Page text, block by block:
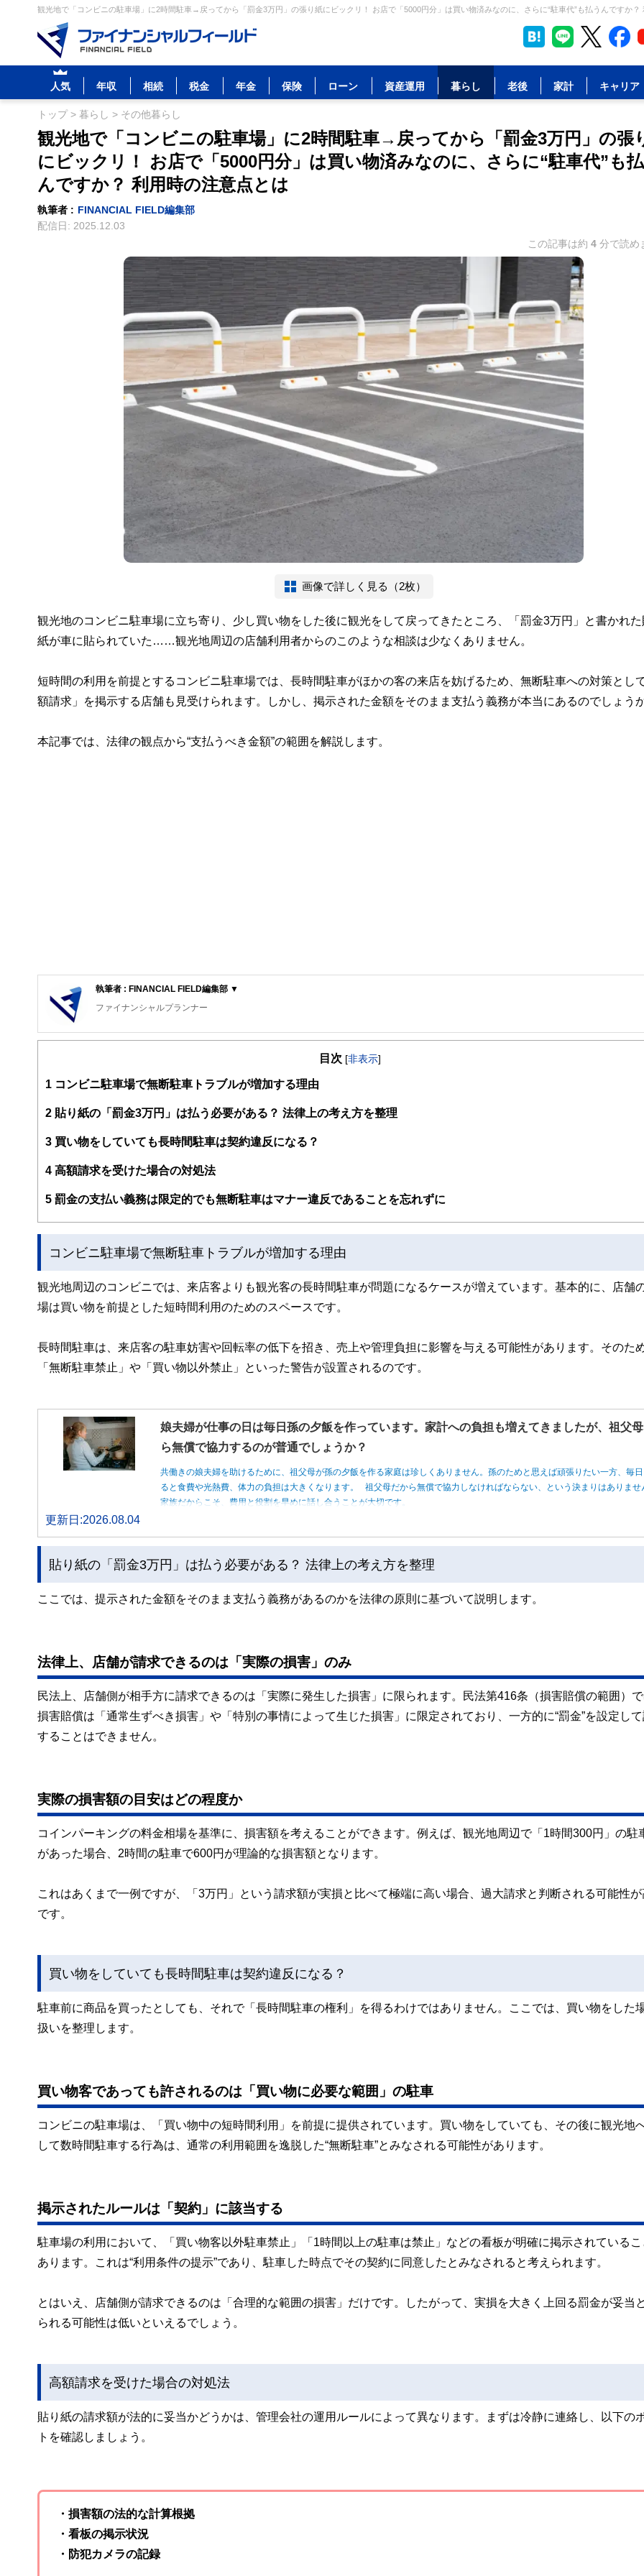
観光地で「コンビニの駐車場」に2時間駐車→戻ってから「罰金3万円」の張り紙にビックリ！ お店で「5000円分」は買い物済みなのに、さらに“駐車代”も払うんですか
人気 年収 相続 税金 年金 保険 ローン 資産運用 暮らし 老後 家計 キャリア
トップ> 暮らし > その他暮らし
観光地で「コンビニの駐車場」に2時間駐車→戻ってから「罰金3万円」の張
にビックリ！ お店で「5000円分」は買い物済みなのに、さらに“駐車代”も払
んですか？ 利用時の注意点とは
執筆者 : FINANCIAL FIELD編集部
配信日: 2025.12.03
この記事は約 4 分で読め
画像で詳しく見る（2枚）
観光地のコンビニ駐車場に立ち寄り、少し買い物をした後に観光をして戻ってきたところ、「罰金3万円」と書かれた
紙が車に貼られていた……観光地周辺の店舗利用者からのこのような相談は少なくありません。
短時間の利用を前提とするコンビニ駐車場では、長時間駐車がほかの客の来店を妨げるため、無断駐車への対策とし
額請求」を掲示する店舗も見受けられます。しかし、掲示された金額をそのまま支払う義務が本当にあるのでしょうか
本記事では、法律の観点から“支払うべき金額”の範囲を解説します。
執筆者 : FINANCIAL FIELD編集部 ▼
ファイナンシャルプランナー
FinancialField編集部は、金融、経済に関する記事を、日々の暮らしにどのような影響を与えるかという視点で、お金の知識がない方でも理解
案から記事掲載まですべての工程に関わることで、読者目線のコンテンツを追求しています。
FinancialFieldの特徴は、ファイナンシャルプランナー、弁護士、税理士、宅地建物取引士、相続診断士、住宅ローンアドバイザー、DCプラン
ー、公認会計士、社会保険労務士、行政書士、投資アナリスト、キャリアコンサルタントなど150名以上の有資格者を執筆者・監修者として迎
と、読み応えのあるコンテンツと確かな情報発信を実現しています。
私たちは、快適でより良い生活のアイデアを提供するお金のコンシェルジュを目指します。
目次 [非表示]
1 コンビニ駐車場で無断駐車トラブルが増加する理由
2 貼り紙の「罰金3万円」は払う必要がある？ 法律上の考え方を整理
3 買い物をしていても長時間駐車は契約違反になる？
4 高額請求を受けた場合の対処法
5 罰金の支払い義務は限定的でも無断駐車はマナー違反であることを忘れずに
コンビニ駐車場で無断駐車トラブルが増加する理由
観光地周辺のコンビニでは、来店客よりも観光客の長時間駐車が問題になるケースが増えています。基本的に、店舗
場は買い物を前提とした短時間利用のためのスペースです。
長時間駐車は、来店客の駐車妨害や回転率の低下を招き、売上や管理負担に影響を与える可能性があります。そのため
「無断駐車禁止」や「買い物以外禁止」といった警告が設置されるのです。
娘夫婦が仕事の日は毎日孫の夕飯を作っています。家計への負担も増えてきましたが、祖父
ら無償で協力するのが普通でしょうか？
共働きの娘夫婦を助けるために、祖父母が孫の夕飯を作る家庭は珍しくありません。孫のためと思えば頑張りたい一方、毎日
ると食費や光熱費、体力の負担は大きくなります。 祖父母だから無償で協力しなければならない、という決まりはありませ
家族だからこそ、費用と役割を早めに話し合うことが大切です。
更新日:2026.08.04
貼り紙の「罰金3万円」は払う必要がある？ 法律上の考え方を整理
ここでは、提示された金額をそのまま支払う義務があるのかを法律の原則に基づいて説明します。
法律上、店舗が請求できるのは「実際の損害」のみ
民法上、店舗側が相手方に請求できるのは「実際に発生した損害」に限られます。民法第416条（損害賠償の範囲）で
損害賠償は「通常生ずべき損害」や「特別の事情によって生じた損害」に限定されており、一方的に“罰金”を設定し
することはできません。
実際の損害額の目安はどの程度か
コインパーキングの料金相場を基準に、損害額を考えることができます。例えば、観光地周辺で「1時間300円」の駐
があった場合、2時間の駐車で600円が理論的な損害額となります。
これはあくまで一例ですが、「3万円」という請求額が実損と比べて極端に高い場合、過大請求と判断される可能性が
です。
買い物をしていても長時間駐車は契約違反になる？
駐車前に商品を買ったとしても、それで「長時間駐車の権利」を得るわけではありません。ここでは、買い物をした
扱いを整理します。
買い物客であっても許されるのは「買い物に必要な範囲」の駐車
コンビニの駐車場は、「買い物中の短時間利用」を前提に提供されています。買い物をしていても、その後に観光地
して数時間駐車する行為は、通常の利用範囲を逸脱した“無断駐車”とみなされる可能性があります。
掲示されたルールは「契約」に該当する
駐車場の利用において、「買い物客以外駐車禁止」「1時間以上の駐車は禁止」などの看板が明確に掲示されているこ
あります。これは“利用条件の提示”であり、駐車した時点でその契約に同意したとみなされると考えられます。
とはいえ、店舗側が請求できるのは「合理的な範囲の損害」だけです。したがって、実損を大きく上回る罰金が妥当
られる可能性は低いといえるでしょう。
高額請求を受けた場合の対処法
貼り紙の請求額が法的に妥当かどうかは、管理会社の運用ルールによって異なります。まずは冷静に連絡し、以下の
トを確認しましょう。
・損害額の法的な計算根拠
・看板の掲示状況
・防犯カメラの記録